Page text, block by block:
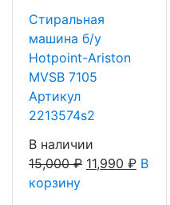
Стиральная
машина б/у
Hotpoint-Ariston
MVSB 7105
Артикул
2213574s2
В наличии
15,000₽ 11,990 ₽ В
корзину